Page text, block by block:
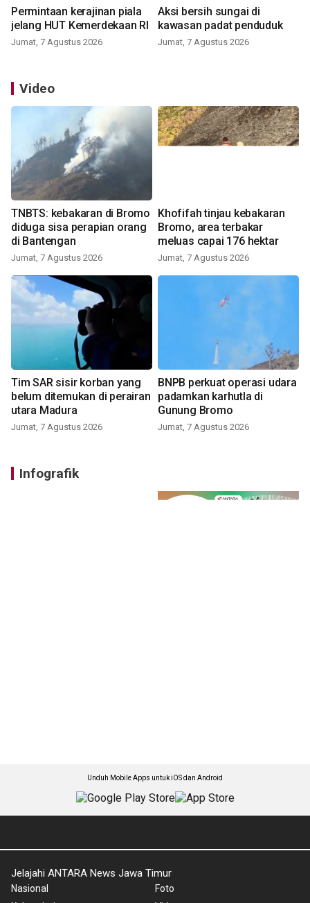
Permintaan kerajinan piala
jelang HUT Kemerdekaan RI
Jumat, 7 Agustus 2026
Aksi bersih sungai di
kawasan padat penduduk
Jumat, 7 Agustus 2026
Video
TNBTS: kebakaran di Bromo
diduga sisa perapian orang
di Bantengan
Jumat, 7 Agustus 2026
Khofifah tinjau kebakaran
Bromo, area terbakar
meluas capai 176 hektar
Jumat, 7 Agustus 2026
Tim SAR sisir korban yang
belum ditemukan di perairan
utara Madura
Jumat, 7 Agustus 2026
BNPB perkuat operasi udara
padamkan karhutla di
Gunung Bromo
Jumat, 7 Agustus 2026
Infografik
Unduh Mobile Apps untuk iOS dan Android
Jelajahi ANTARA News Jawa Timur
Nasional
Foto